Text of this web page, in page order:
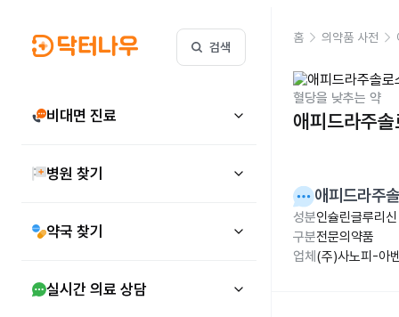
검색
비대면 진료
병원 찾기
약국 찾기
실시간 의료 상담
홈 의약품 사전
혈당을 낮추는 약
애피드라주
애피드라주
성분인슐린글루리
구분전문의약품
업체 (주)사노피-아